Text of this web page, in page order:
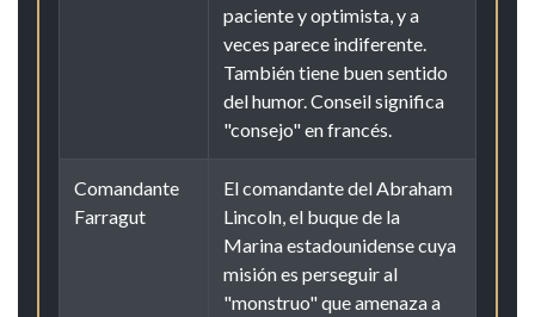
paciente y optimista, y a
veces parece indiferente.
También tiene buen sentido
del humor. Conseil significa
"consejo" en francés.
Comandante
Farragut
El comandante del Abraham
Lincoln, el buque de la
Marina estadounidense cuya
misión es perseguir al
"monstruo" que amenaza a